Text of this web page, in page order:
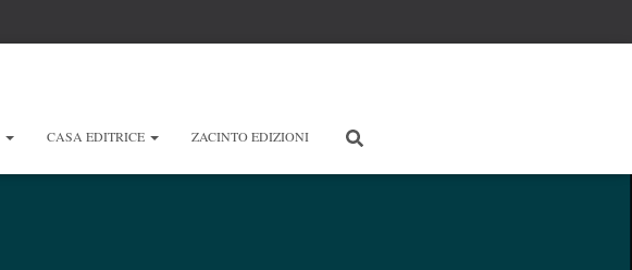
CASA EDITRICE ZACINTO EDIZIONI